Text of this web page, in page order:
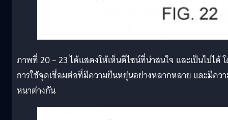
ภาพที่ 20 – 23 ได้แสดงให้เห็นดีไซน์ที่น่าสนใจ และเป็นไปได้
การใช้จุดเชื่อมต่อที่มีความยืนหยุ่นอย่างหลากหลาย และมีคว
หนาต่างกัน